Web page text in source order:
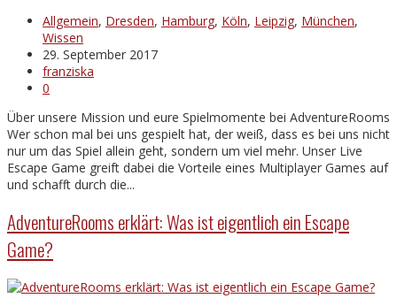
Allgemein, Dresden, Hamburg, Köln, Leipzig, München,
Wissen
29. September 2017
franziska
0
Über unsere Mission und eure Spielmomente bei AdventureRooms
Wer schon mal bei uns gespielt hat, der weiß, dass es bei uns nicht
nur um das Spiel allein geht, sondern um viel mehr. Unser Live
Escape Game greift dabei die Vorteile eines Multiplayer Games auf
und schafft durch die...
AdventureRooms erklärt: Was ist eigentlich ein Escape
Game?